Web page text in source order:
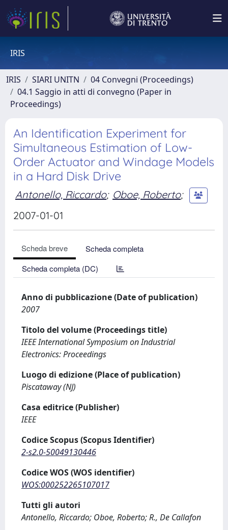
IRIS
IRIS SIARI UNITN
04 Convegni (Proceedings)
04.1 Saggio in atti di convegno (Paper in
Proceedings)
An Identification Experiment for
Simultaneous Estimation of Low-
Order Actuator and Windage Models
in a Hard Disk Drive
Antonello, Riccardo; Oboe, Roberto;
2007-01-01
Scheda breve
Scheda completa
Scheda completa (DC)
Anno di pubblicazione (Date of publication)
2007
Titolo del volume (Proceedings title)
IEEE International Symposium on Industrial
Electronics: Proceedings
Luogo di edizione (Place of publication)
Piscataway (NJ)
Casa editrice (Publisher)
IEEE
Codice Scopus (Scopus Identifier)
2-s2.0-50049130446
Codice WOS (WOS identifier)
WOS:000252265107017
Tutti gli autori
Antonello, Riccardo; Oboe, Roberto; R., De Callafon